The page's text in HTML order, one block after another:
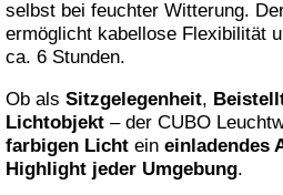
selbst bei feuchter Witterung.
ermöglicht kabellose Flexibilität
ca. 6 Stunden.
Ob als Sitzgelegenheit,
Lichtobjekt – der CUBO
farbigen Licht ein einladendes
Highlight jeder Umgebung.